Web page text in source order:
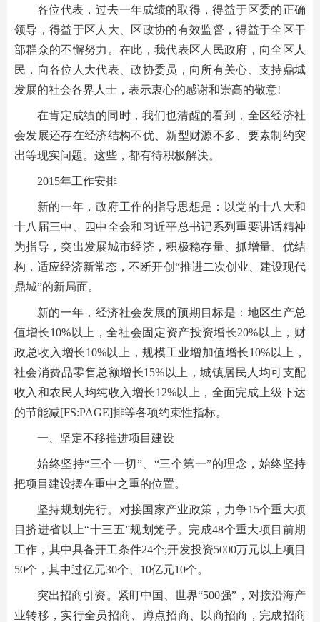
各位代表，过去一年成绩的取得，得益于区委的正确
领导，得益于区人大、区政协的有效监督，得益于全区干
部群众的不懈努力。在此，我代表区人民政府，向全区人
民，向各位人大代表、政协委员，向所有关心、支持鼎城
发展的社会各界人士，表示衷心的感谢和崇高的敬意!
在肯定成绩的同时，我们也清醒的看到，全区经济社
会发展还存在经济结构不优、新型财源不多、要素制约突
出等现实问题。这些，都有待积极解决。
2015年工作安排
新的一年，政府工作的指导思想是：以党的十八大和
十八届三中、四中全会和习近平总书记系列重要讲话精神
为指导，突出发展城市经济，积极稳存量、抓增量、优结
构，适应经济新常态，不断开创“推进二次创业、建设现代
鼎城”的新局面。
新的一年，经济社会发展的预期目标是：地区生产总
值增长10%以上，全社会固定资产投资增长20%以上，财
政总收入增长10%以上，规模工业增加值增长10%以上，
社会消费品零售总额增长15%以上，城镇居民人均可支配
收入和农民人均纯收入增长12%以上，全面完成上级下达
的节能减[FS:PAGE]排等各项约束性指标。
一、坚定不移推进项目建设
始终坚持“三个一切”、“三个第一”的理念，始终坚持
把项目建设摆在重中之重的位置。
坚持规划先行。对接国家产业政策，力争15个重大项
目挤进省以上“十三五”规划笼子。完成48个重大项目前期
工作，其中具备开工条件24个;开发投资5000万元以上项目
50个，其中过亿元30个、10亿元10个。
突出招商引资。紧盯中国、世界“500强”，对接沿海产
业转移，实行全员招商、蹲点招商、以商招商，完成招商